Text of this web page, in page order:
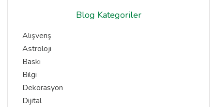
Blog Kategoriler
Alışveriş
Astroloji
Baskı
Bilgi
Dekorasyon
Dijital